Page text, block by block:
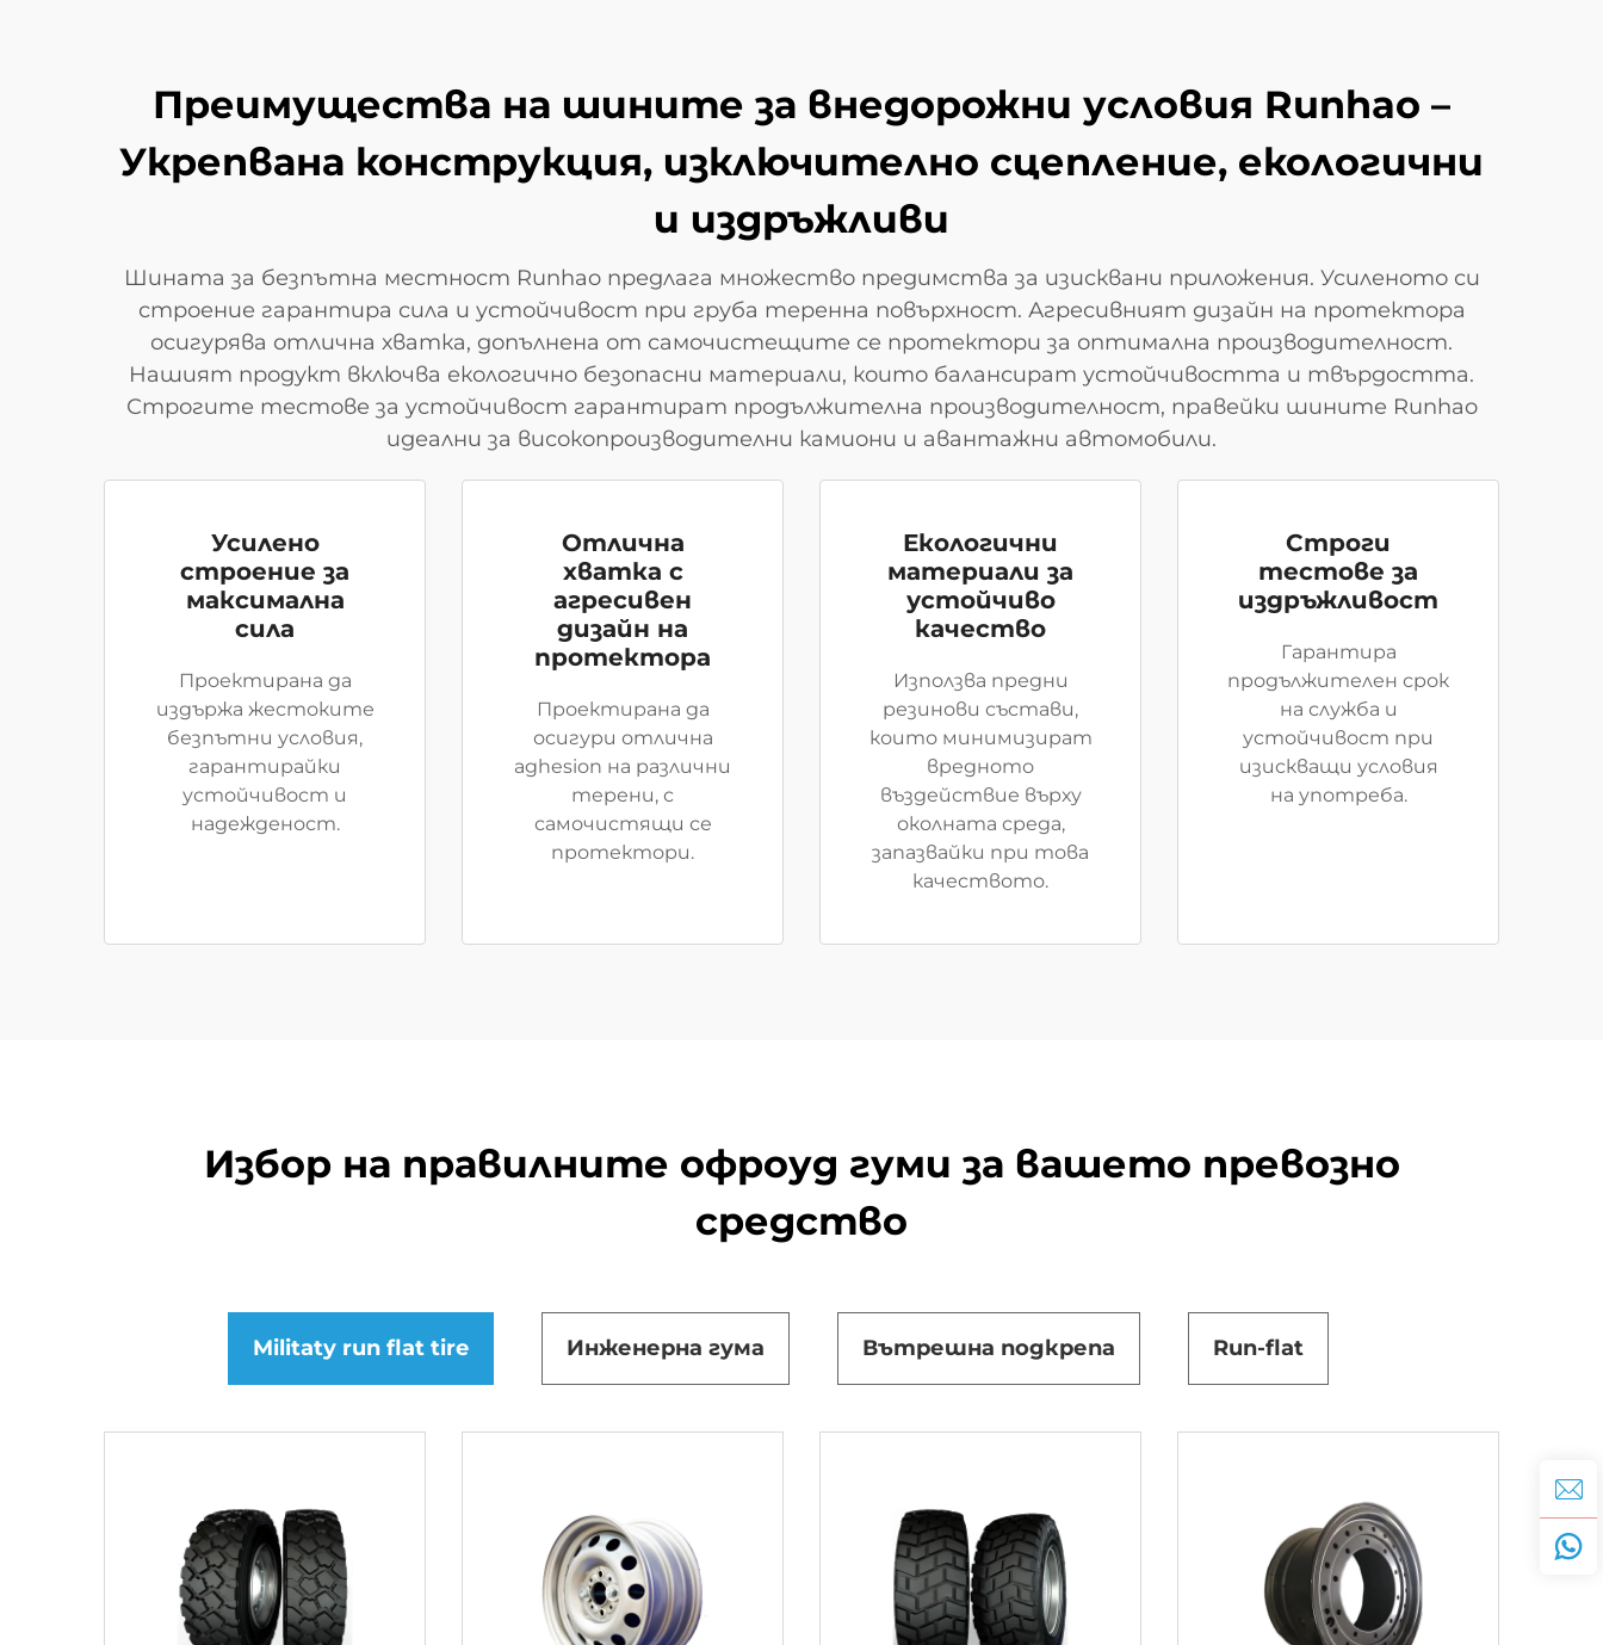
Преимущества на шините за внедорожни условия Runhao –
Укрепвана конструкция, изключително сцепление, екологични
и издръжливи
Шината за безпътна местност Runhao предлага множество предимства за изисквани приложения. Усиленото си
строение гарантира сила и устойчивост при груба теренна повърхност. Агресивният дизайн на протектора
осигурява отлична хватка, допълнена от самочистещите се протектори за оптимална производителност.
Нашият продукт включва екологично безопасни материали, които балансират устойчивостта и твърдостта.
Строгите тестове за устойчивост гарантират продължителна производителност, правейки шините Runhao
идеални за високопроизводителни камиони и авантажни автомобили.
Усилено
строение за
максимална
сила
Проектирана да
издържа жестоките
безпътни условия,
гарантирайки
устойчивост и
надежденост.
Отлична
хватка с
агресивен
дизайн на
протектора
Проектирана да
осигури отлична
адhesion на различни
терени, с
самочистящи се
протектори.
Екологични
материали за
устойчиво
качество
Използва предни
резинови състави,
които минимизират
вредното
въздействие върху
околната среда,
запазвайки при това
качеството.
Строги
тестове за
издръжливост
Гарантира
продължителен срок
на служба и
устойчивост при
изискващи условия
на употреба.
Избор на правилните офроуд гуми за вашето превозно
средство
Militaty run flat tire Инженерна гума Вътрешна подкрепа Run-flat